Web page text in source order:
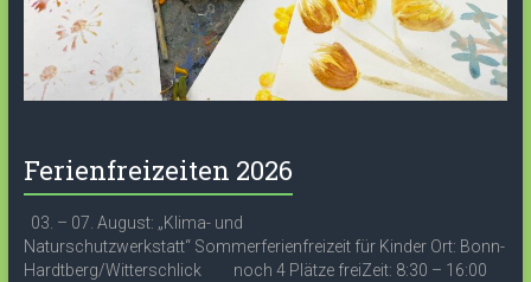
Ferienfreizeiten 2026
03. – 07. August: „Klima- und
Naturschutzwerkstatt“ Sommerferienfreizeit für Kinder Ort: Bonn-
Hardtberg/Witterschlick noch 4 Plätze freiZeit: 8:30 – 16:00